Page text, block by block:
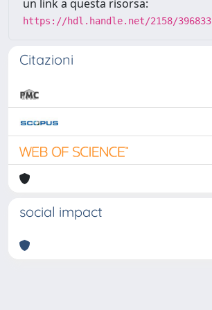
un link a questa risorsa:
https://hdl.handle.net/2158/396833
Citazioni
social impact